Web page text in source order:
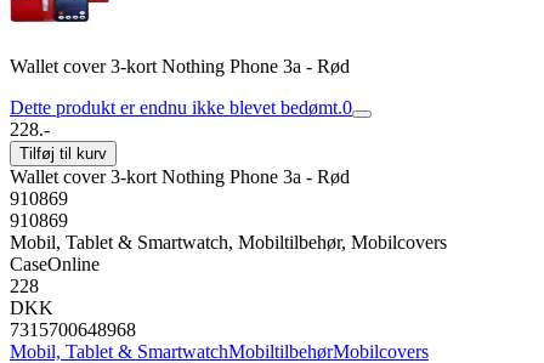
Wallet cover 3-kort Nothing Phone 3a - Rød
Dette produkt er endnu ikke blevet bedømt.0
228.-
Tilføj til kurv
Wallet cover 3-kort Nothing Phone 3a - Rød
910869
910869
Mobil, Tablet & Smartwatch, Mobiltilbehør, Mobilcovers
CaseOnline
228
DKK
7315700648968
Mobil, Tablet & SmartwatchMobiltilbehørMobilcovers